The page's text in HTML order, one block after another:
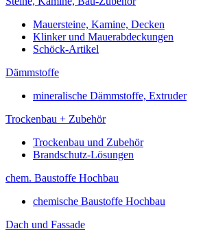
Mauersteine, Kamine, Decken
Klinker und Mauerabdeckungen
Schöck-Artikel
Dämmstoffe
mineralische Dämmstoffe, Extruder
Trockenbau + Zubehör
Trockenbau und Zubehör
Brandschutz-Lösungen
chem. Baustoffe Hochbau
chemische Baustoffe Hochbau
Dach und Fassade